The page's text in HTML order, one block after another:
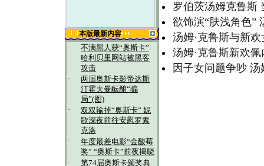
本版最新内容
·
不满黑人获“奥斯卡”
哈利贝里网站被黑客
攻击
·
两届奥斯卡影帝达斯
汀霍夫曼酝酿“骗
局”(图)
·
双双输掉“奥斯卡” 妮
歌深夜前往安慰罗素
克洛
·
年度最差电影“金酸莓
奖” “奥斯卡”前夜揭晓
·
第74届奥斯卡颁奖典
罗伯茨汤姆克鲁斯
欲饰演“肤浅角色”
汤姆·克鲁斯与新
汤姆·克鲁斯新欢
因子女问题争吵